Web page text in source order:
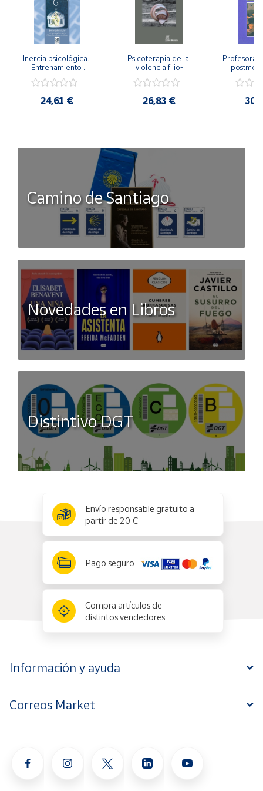
Inercia psicológica.
Entrenamiento
Igualdad de Género.
24,61 €
Psicoterapia de la
violencia filio-
secreto y la
26,83 €
Camino de Santiago
Novedades en Libros
Distintivo DGT
Envío responsable gratuito a
partir de 20 €
Pago seguro
Compra artículos de
distintos vendedores
Información y ayuda
Correos Market